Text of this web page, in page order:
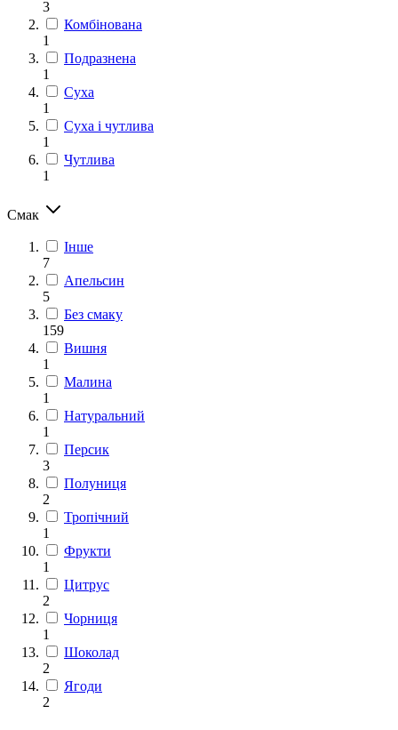
3
Комбінована
1
Подразнена
1
Суха
1
Суха і чутлива
1
Чутлива
1
Смак
Інше
7
Апельсин
5
Без смаку
159
Вишня
1
Малина
1
Натуральний
1
Персик
3
Полуниця
2
Тропічний
1
Фрукти
1
Цитрус
2
Чорниця
1
Шоколад
2
Ягоди
2